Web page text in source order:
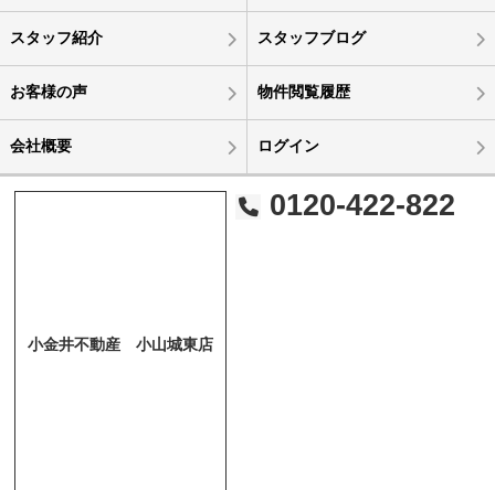
スタッフ紹介 スタッフブログ
お客様の声 物件閲覧履歴
会社概要 ログイン
小金井不動産 小山城東店
0120-422-822